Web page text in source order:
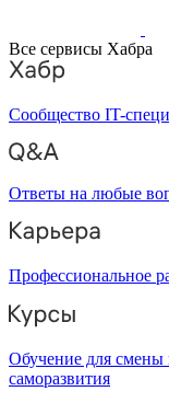
Все сервисы Хабра
Сообщество IT-
Ответы на любые
Профессиональное
Обучение для смены
саморазвития